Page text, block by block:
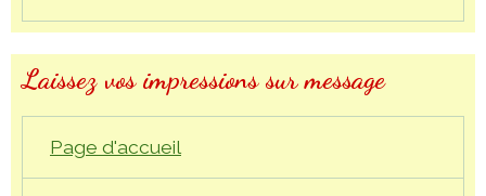
Laissez vos impressions sur message
Page d'accueil